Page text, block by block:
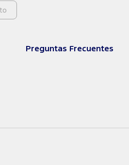
Preguntas Frecuentes